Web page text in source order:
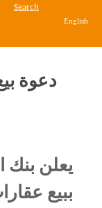
Search
English
دعوة
يعلن بنك
ببيع